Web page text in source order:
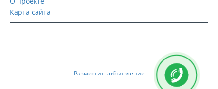
Карта сайта
Разместить объявление